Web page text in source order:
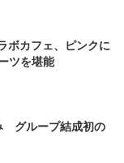
ボカフェ、ピンクに
ツを堪能
グループ結成初の